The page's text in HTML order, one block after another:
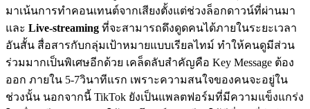
มาเน้นการทำคอนเทนต์จากเสียงตั้งแต่ช่วงล็อกดาวน์ที่ผ่านมา
และ Live-streaming ที่จะสามารถดึงดูดคนได้ภายในระยะเวลา
อันสั้น สื่อสารกับกลุ่มเป้าหมายแบบเรียลไทม์ ทำให้คนดูมีส่วน
ร่วมมากเป็นพิเศษอีกด้วย เคล็ดลับสำคัญคือ Key Message ต้อง
ออก ภายใน 5-7วินาทีแรก เพราะความสนใจของคนจะอยู่ใน
ช่วงนั้น นอกจากนี้ TikTok ยังเป็นแพลตฟอร์มที่มีความแข็งแกร่ง